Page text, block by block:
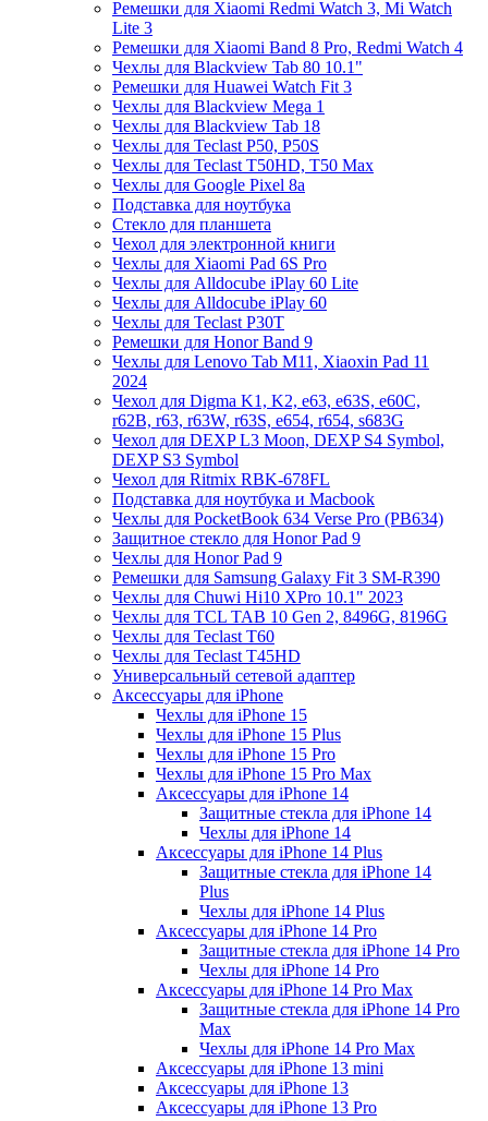
Ремешки для Xiaomi Redmi Watch 3, Mi Watch
Lite 3
Ремешки для Xiaomi Band 8 Pro, Redmi Watch 4
Чехлы для Blackview Tab 80 10.1"
Ремешки для Huawei Watch Fit 3
Чехлы для Blackview Mega 1
Чехлы для Blackview Tab 18
Чехлы для Teclast P50, P50S
Чехлы для Teclast T50HD, T50 Max
Чехлы для Google Pixel 8a
Подставка для ноутбука
Стекло для планшета
Чехол для электронной книги
Чехлы для Xiaomi Pad 6S Pro
Чехлы для Alldocube iPlay 60 Lite
Чехлы для Alldocube iPlay 60
Чехлы для Teclast P30T
Ремешки для Honor Band 9
Чехлы для Lenovo Tab M11, Xiaoxin Pad 11
2024
Чехол для Digma K1, K2, e63, e63S, e60C,
r62B, r63, r63W, r63S, e654, r654, s683G
Чехол для DEXP L3 Moon, DEXP S4 Symbol,
DEXP S3 Symbol
Чехол для Ritmix RBK-678FL
Подставка для ноутбука и Macbook
Чехлы для PocketBook 634 Verse Pro (PB634)
Защитное стекло для Honor Pad 9
Чехлы для Honor Pad 9
Ремешки для Samsung Galaxy Fit 3 SM-R390
Чехлы для Chuwi Hi10 XPro 10.1" 2023
Чехлы для TCL TAB 10 Gen 2, 8496G, 8196G
Чехлы для Teclast T60
Чехлы для Teclast T45HD
Универсальный сетевой адаптер
Аксессуары для iPhone
Чехлы для iPhone 15
Чехлы для iPhone 15 Plus
Чехлы для iPhone 15 Pro
Чехлы для iPhone 15 Pro Max
Аксессуары для iPhone 14
Защитные стекла для iPhone 14
Чехлы для iPhone 14
Аксессуары для iPhone 14 Plus
Защитные стекла для iPhone 14
Plus
Чехлы для iPhone 14 Plus
Аксессуары для iPhone 14 Pro
Защитные стекла для iPhone 14 Pro
Чехлы для iPhone 14 Pro
Аксессуары для iPhone 14 Pro Max
Защитные стекла для iPhone 14 Pro
Max
Чехлы для iPhone 14 Pro Max
Аксессуары для iPhone 13 mini
Аксессуары для iPhone 13
Аксессуары для iPhone 13 Pro